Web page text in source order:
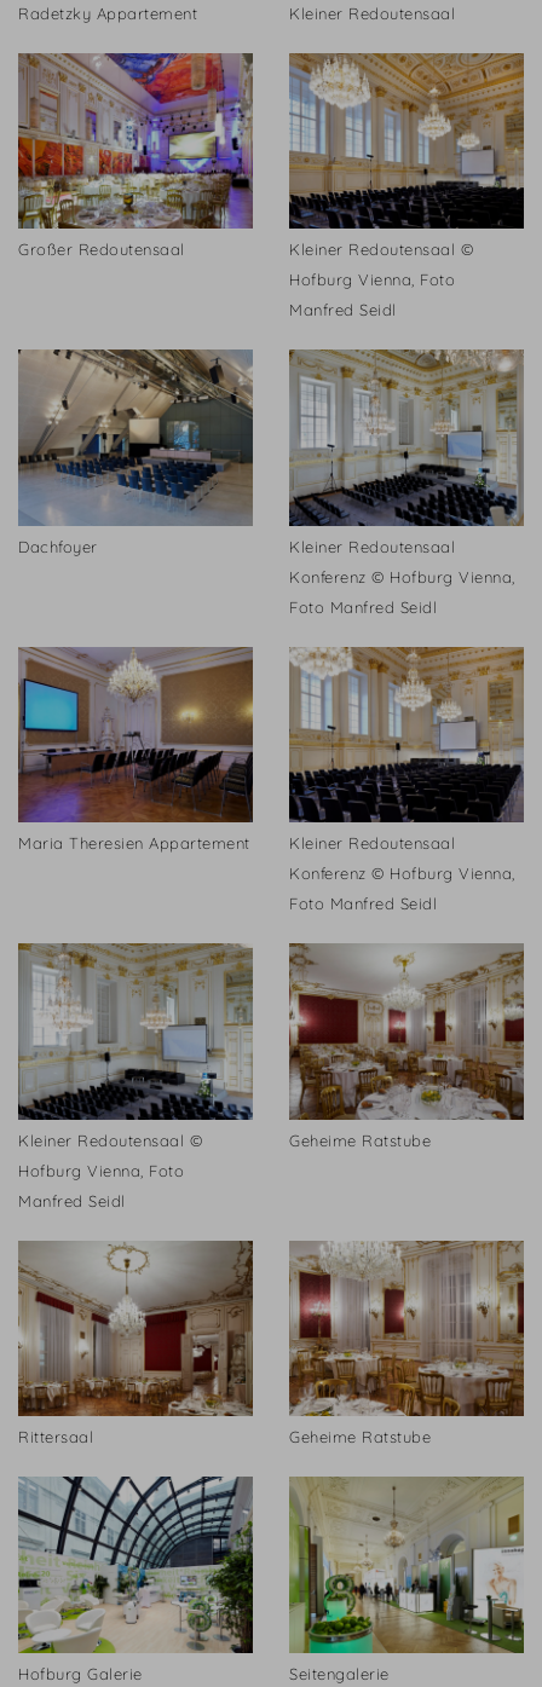
Radetzky Appartement Kleiner Redoutensaal
Großer Redoutensaal
Kleiner Redoutensaal ©
Hofburg Vienna, Foto
Manfred Seidl
Dachfoyer
Kleiner Redoutensaal
Konferenz © Hofburg Vienna,
Foto Manfred Seidl
Maria Theresien Appartement
Kleiner Redoutensaal
Konferenz © Hofburg Vienna,
Foto Manfred Seidl
Kleiner Redoutensaal ©
Hofburg Vienna, Foto
Manfred Seidl
Geheime Ratstube
Rittersaal Geheime Ratstube
Hofburg Galerie Seitengalerie